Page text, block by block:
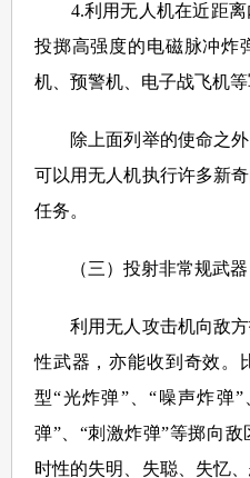
4.利用无人机在近距离
投掷高强度的电磁脉冲炸
机、预警机、电子战飞机
除上面列举的使命之外
可以用无人机执行许多新
任务。
（三）投射非常规武器
利用无人攻击机向敌方
性武器，亦能收到奇效。
型“光炸弹”、“噪声炸弹
弹”、“刺激炸弹”等掷向
时性的失明、失聪、失忆